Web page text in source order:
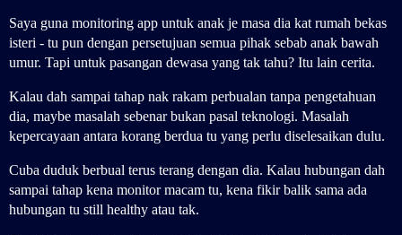
Saya guna monitoring app untuk anak je masa dia kat rumah bekas
isteri - tu pun dengan persetujuan semua pihak sebab anak bawah
umur. Tapi untuk pasangan dewasa yang tak tahu? Itu lain cerita.
Kalau dah sampai tahap nak rakam perbualan tanpa pengetahuan
dia, maybe masalah sebenar bukan pasal teknologi. Masalah
kepercayaan antara korang berdua tu yang perlu diselesaikan dulu.
Cuba duduk berbual terus terang dengan dia. Kalau hubungan dah
sampai tahap kena monitor macam tu, kena fikir balik sama ada
hubungan tu still healthy atau tak.